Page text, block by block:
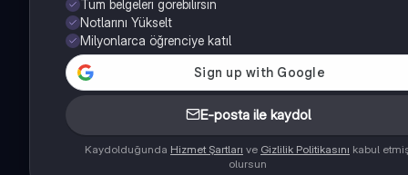
Tüm belgeleri görebilirsin
Notlarını Yükselt
Milyonlarca öğrenciye katıl
E-posta ile kaydol
Kaydolduğunda Hizmet Şartları ve Gizlilik Politikasını kabul
olursun